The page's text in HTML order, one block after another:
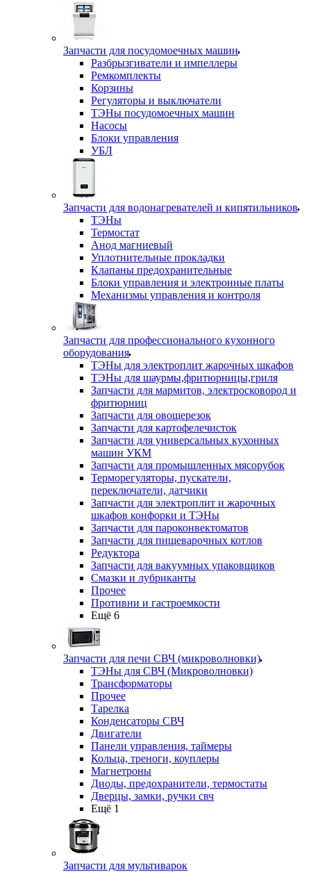
Запчасти для посудомоечных машин
Разбрызгиватели и импеллеры
Ремкомплекты
Корзины
Регуляторы и выключатели
ТЭНы посудомоечных машин
Насосы
Блоки управления
УБЛ
Запчасти для водонагревателей и кипятильников
ТЭНы
Термостат
Анод магниевый
Уплотнительные прокладки
Клапаны предохранительные
Блоки управления и электронные платы
Механизмы управления и контроля
Запчасти для профессионального кухонного
оборудования
ТЭНы для электроплит жарочных шкафов
ТЭНы для шаурмы,фритюрницы,гриля
Запчасти для мармитов, электросковород и
фритюрниц
Запчасти для овощерезок
Запчасти для картофелечисток
Запчасти для универсальных кухонных
машин УКМ
Запчасти для промышленных мясорубок
Терморегуляторы, пускатели,
переключатели, датчики
Запчасти для электроплит и жарочных
шкафов конфорки и ТЭНы
Запчасти для пароконвектоматов
Запчасти для пищеварочных котлов
Редуктора
Запчасти для вакуумных упаковщиков
Смазки и лубриканты
Прочее
Противни и гастроемкости
Ещё 6
Запчасти для печи СВЧ (микроволновки)
ТЭНы для СВЧ (Микроволновки)
Трансформаторы
Прочее
Тарелка
Конденсаторы СВЧ
Двигатели
Панели управления, таймеры
Кольца, треноги, коуплеры
Магнетроны
Диоды, предохранители, термостаты
Дверцы, замки, ручки свч
Ещё 1
Запчасти для мультиварок